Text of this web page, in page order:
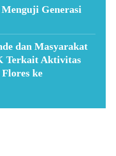
Generasi
dan Masyarakat
Terkait Aktivitas
ke